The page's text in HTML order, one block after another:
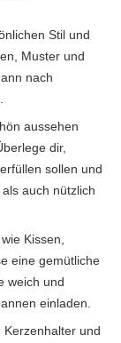
Stil und
Muster und
nach
aussehen
dir,
sollen und
auch nützlich
Kissen,
eine gemütliche
weich und
einladen.
Kerzenhalter und